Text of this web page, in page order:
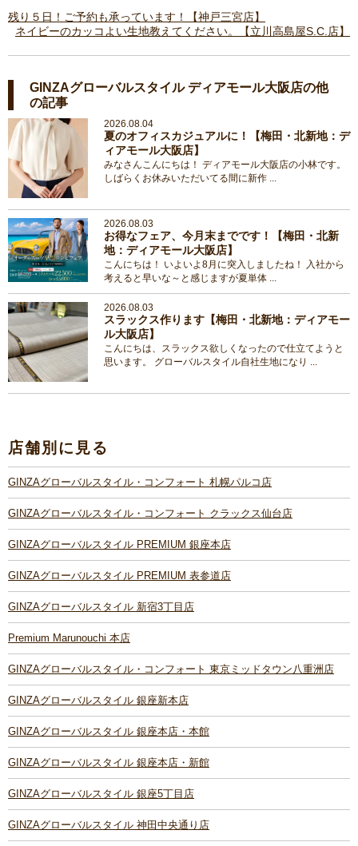
残り５日！ご予約も承っています！【神戸三宮店】
ネイビーのカッコよい生地教えてください。【立川高島屋S.C.店】
GINZAグローバルスタイル ディアモール大阪店の他
の記事
2026.08.04
夏のオフィスカジュアルに！【梅田・北新地：デ
ィアモール大阪店】
みなさんこんにちは！ ディアモール大阪店の小林です。
しばらくお休みいただいてる間に新作 ...
2026.08.03
お得なフェア、今月末までです！【梅田・北新
地：ディアモール大阪店】
こんにちは！ いよいよ8月に突入しましたね！ 入社から
考えると早いな～と感じますが夏単体 ...
2026.08.03
スラックス作ります【梅田・北新地：ディアモー
ル大阪店】
こんにちは、スラックス欲しくなったので仕立てようと
思います。 グローバルスタイル自社生地になり ...
店舗別に見る
GINZAグローバルスタイル・コンフォート 札幌パルコ店
GINZAグローバルスタイル・コンフォート クラックス仙台店
GINZAグローバルスタイル PREMIUM 銀座本店
GINZAグローバルスタイル PREMIUM 表参道店
GINZAグローバルスタイル 新宿3丁目店
Premium Marunouchi 本店
GINZAグローバルスタイル・コンフォート 東京ミッドタウン八重洲店
GINZAグローバルスタイル 銀座新本店
GINZAグローバルスタイル 銀座本店・本館
GINZAグローバルスタイル 銀座本店・新館
GINZAグローバルスタイル 銀座5丁目店
GINZAグローバルスタイル 神田中央通り店